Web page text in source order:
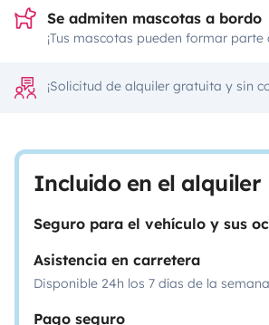
Se admiten mascotas a bordo
¡Tus mascotas pueden formar parte
¡Solicitud de alquiler gratuita y sin
Incluido en el alquiler
Seguro para el vehículo y sus
Asistencia en carretera
Disponible 24h los 7 días de la semana
Pago seguro